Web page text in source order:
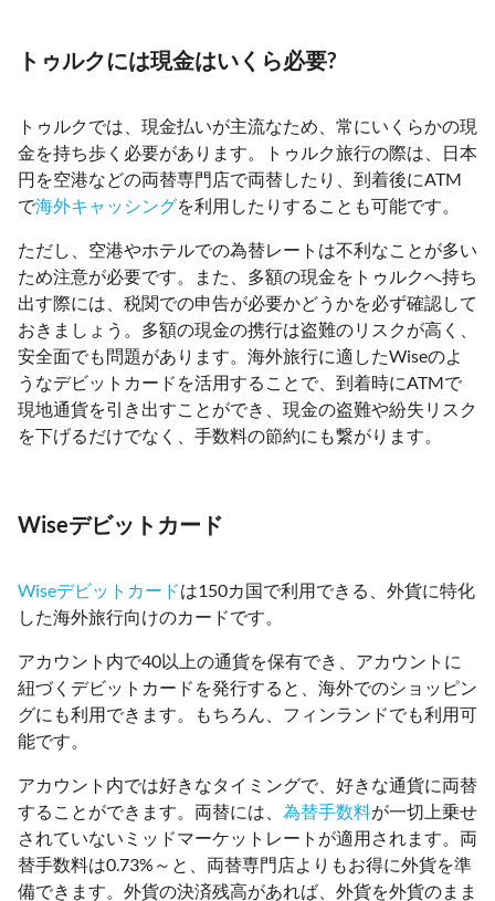
トゥルクには現金はいくら必要?
トゥルクでは、現金払いが主流なため、常にいくらかの現
金を持ち歩く必要があります。トゥルク旅行の際は、日本
円を空港などの両替専門店で両替したり、到着後にATM
で海外キャッシングを利用したりすることも可能です。
ただし、空港やホテルでの為替レートは不利なことが多い
ため注意が必要です。また、多額の現金をトゥルクへ持ち
出す際には、税関での申告が必要かどうかを必ず確認して
おきましょう。多額の現金の携行は盗難のリスクが高く、
安全面でも問題があります。海外旅行に適したWiseのよ
うなデビットカードを活用することで、到着時にATMで
現地通貨を引き出すことができ、現金の盗難や紛失リスク
を下げるだけでなく、手数料の節約にも繋がります。
Wiseデビットカード
Wiseデビットカードは150カ国で利用できる、外貨に特化
した海外旅行向けのカードです。
アカウント内で40以上の通貨を保有でき、アカウントに
紐づくデビットカードを発行すると、海外でのショッピン
グにも利用できます。もちろん、フィンランドでも利用可
能です。
アカウント内では好きなタイミングで、好きな通貨に両替
することができます。両替には、 為替手数料が一切上乗せ
されていないミッドマーケットレートが適用されます。両
替手数料は0.73%～と、両替専門店よりもお得に外貨を準
備できます。外貨の決済残高があれば、外貨を外貨のまま